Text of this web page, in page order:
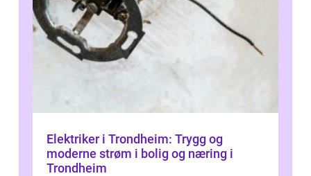
Elektriker i Trondheim: Trygg og
moderne strøm i bolig og næring i
Trondheim